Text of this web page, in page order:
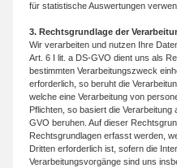
für statistische Auswertungen
3. Rechtsgrundlage der
Wir verarbeiten und nutzen Ihre
Art. 6 I lit. a DS-GVO dient uns als
bestimmten Verarbeitungszweck
erforderlich, so beruht die
welche eine Verarbeitung von
Pflichten, so basiert die
GVO beruhen. Auf dieser
Rechtsgrundlagen erfasst werden,
Dritten erforderlich ist, sofern die
Verarbeitungsvorgänge sind uns